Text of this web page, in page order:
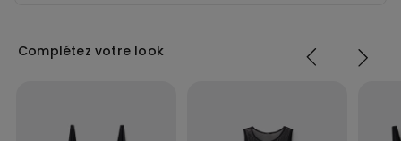
Complétez votre look